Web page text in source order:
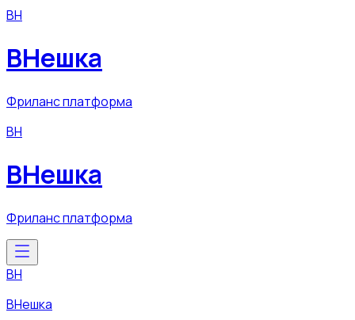
ВН
ВНешка
Фриланс платформа
ВН
ВНешка
Фриланс платформа
ВН
ВНешка